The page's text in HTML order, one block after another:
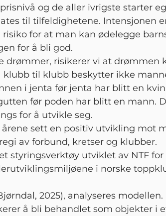
og de aller ivrigste starter
til tilfeldighetene. Intensjonen
for at man kan ødelegge
for å bli god.
drømmer, risikerer vi at drømmen
klubb til klubb beskytter ikke
i jenta før jenta har blitt en
før poden har blitt en mann.
for å utvikle seg.
årene sett en positiv utvikling mot
av forbund, kretser og klubber.
styringsverktøy utviklet av NTF for
i norske
2025), analyseres modellen.
å bli behandlet som objekter i